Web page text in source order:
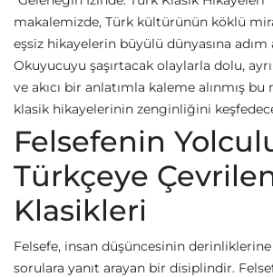
makalemizde, Türk kültürünün köklü
eşsiz hikayelerin büyülü dünyasına adım
Okuyucuyu şaşırtacak olaylarla dolu,
ve akıcı bir anlatımla kaleme alınmış
klasik hikayelerinin zenginliğini
Felsefenin
Türkçeye
Klasikleri
Felsefe, insan düşüncesinin
sorulara yanıt arayan bir disiplindir.